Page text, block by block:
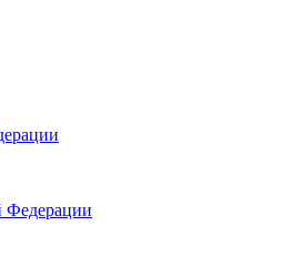
Федерации